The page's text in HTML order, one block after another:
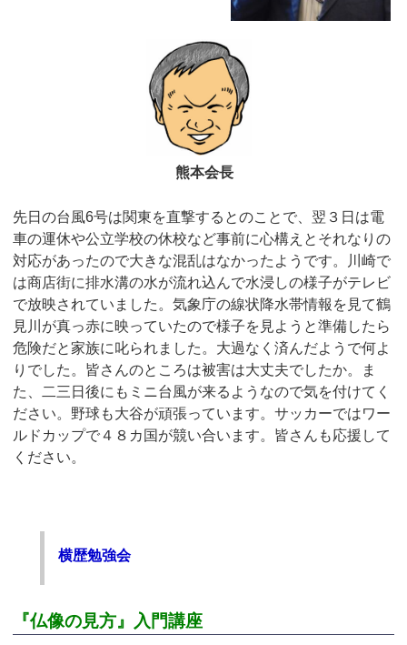
熊本会長
先日の台風6号は関東を直撃するとのことで、翌３日は電
車の運休や公立学校の休校など事前に心構えとそれなりの
対応があったので大きな混乱はなかったようです。川崎で
は商店街に排水溝の水が流れ込んで水浸しの様子がテレビ
で放映されていました。気象庁の線状降水帯情報を見て鶴
見川が真っ赤に映っていたので様子を見ようと準備したら
危険だと家族に叱られました。大過なく済んだようで何よ
りでした。皆さんのところは被害は大丈夫でしたか。ま
た、二三日後にもミニ台風が来るようなので気を付けてく
ださい。野球も大谷が頑張っています。サッカーではワー
ルドカップで４８カ国が競い合います。皆さんも応援して
ください。
横歴勉強会
『仏像の見方』入門講座